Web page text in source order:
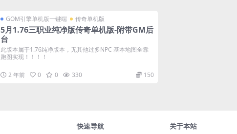
GOM引擎单机版一键端 传奇单机版
5月1.76三职业纯净版传奇单机版-附带GM后
台
此版本属于1.76纯净版本，无其他过多NPC 基本地图全靠
跑图实现！！！！
2 年前 0 0 330 150
快速导航
关于本站